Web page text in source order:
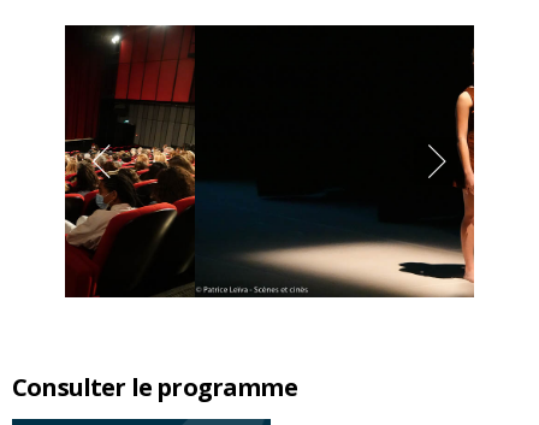
Consulter le programme